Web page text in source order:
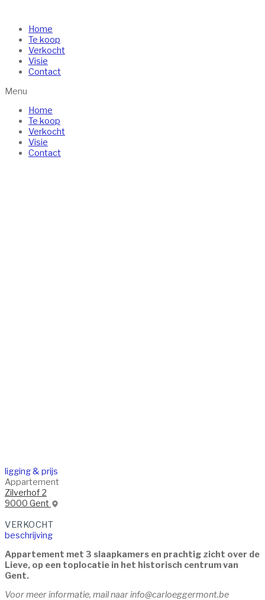
inhoud
Home
Te koop
Verkocht
Visie
Contact
Menu
Home
Te koop
Verkocht
Visie
Contact
ligging & prijs
Appartement
Zilverhof 2
9000 Gent
VERKOCHT
beschrijving
Appartement met 3 slaapkamers en prachtig zicht over de
Lieve, op een toplocatie in het historisch centrum van
Gent.
Voor meer informatie, mail naar info@carloeggermont.be